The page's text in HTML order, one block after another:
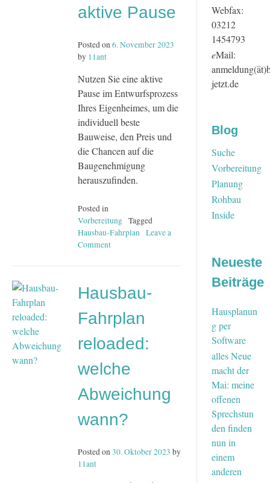
aktive Pause
Posted on6. November 2023
by 11ant
Nutzen Sie eine aktive
Pause im Entwurfsprozess
Ihres Eigenheimes, um die
individuell beste
Bauweise, den Preis und
die Chancen auf die
Baugenehmigung
herauszufinden.
Posted in
Vorbereitung Tagged
Hausbau-Fahrplan Leave a
Comment
eine
aktive
Pause
Hausbau-
Fahrplan
reloaded:
welche
Abweichung
wann?
Posted on30. Oktober 2023 by
11ant
Webfax:
03212
1454793
eMail:
jetzt.de
Blog
Suche
Vorbereitung
Planung
Rohbau
Inside
Neueste
Beiträge
Hausplanun
g per
Software
alles Neue
macht der
Mai: meine
offenen
Sprechstun
den finden
nun in
einem
anderen